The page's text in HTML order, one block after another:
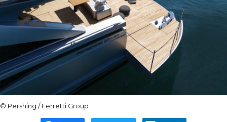
© Pershing / Ferretti Group